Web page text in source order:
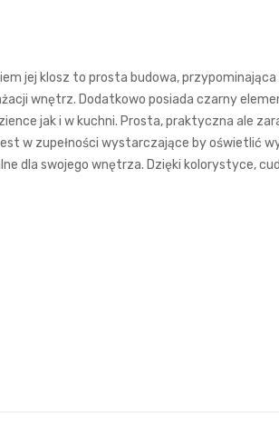
jej klosz to prosta budowa, przypominająca
wnętrz. Dodatkowo posiada czarny
jak i w kuchni. Prosta, praktyczna ale
w zupełności wystarczające by oświetlić
dla swojego wnętrza. Dzięki kolorystyce,